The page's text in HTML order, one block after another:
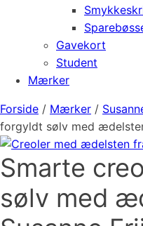
Gavekort
Student
Mærker
Forside / Mærker /
forgyldt sølv med
Smarte
sølv med